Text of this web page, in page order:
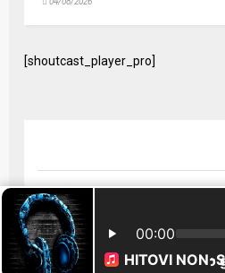
[shoutcast_player_pro]
© 2024 Free Radio Prijedor. Sva prava